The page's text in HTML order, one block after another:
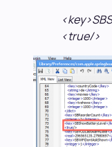
<true/>